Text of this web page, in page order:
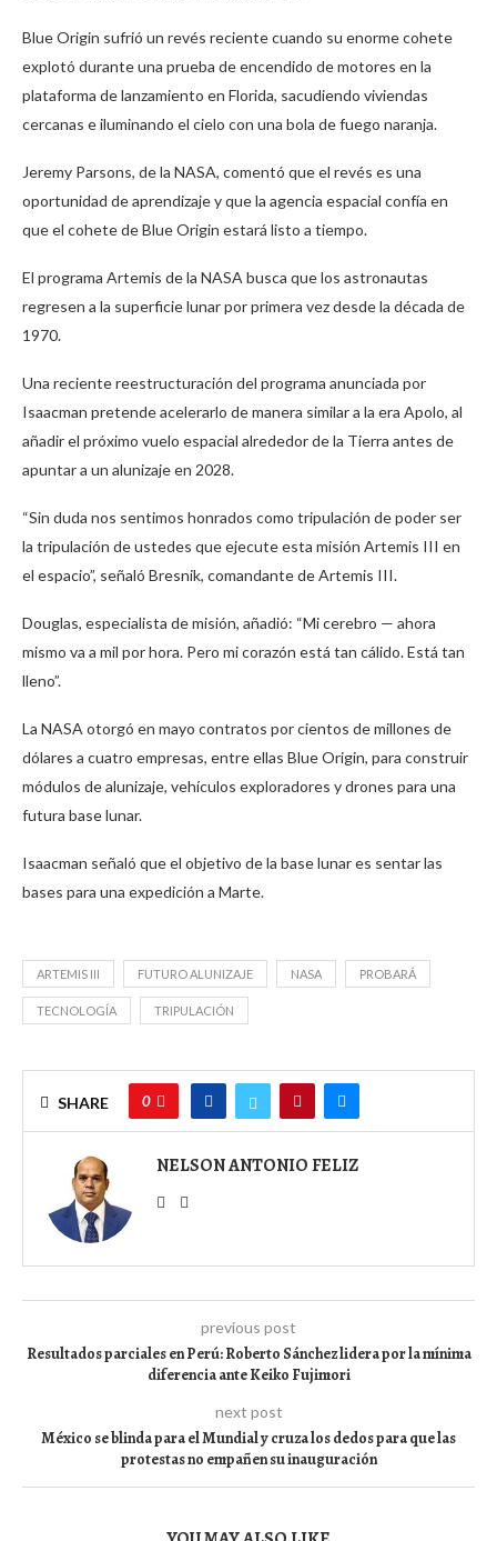
Blue Origin sufrió un revés reciente cuando su enorme cohete
explotó durante una prueba de encendido de motores en la
plataforma de lanzamiento en Florida, sacudiendo viviendas
cercanas e iluminando el cielo con una bola de fuego naranja.
Jeremy Parsons, de la NASA, comentó que el revés es una
oportunidad de aprendizaje y que la agencia espacial confía en
que el cohete de Blue Origin estará listo a tiempo.
El programa Artemis de la NASA busca que los astronautas
regresen a la superficie lunar por primera vez desde la década de
1970.
Una reciente reestructuración del programa anunciada por
Isaacman pretende acelerarlo de manera similar a la era Apolo, al
añadir el próximo vuelo espacial alrededor de la Tierra antes de
apuntar a un alunizaje en 2028.
“Sin duda nos sentimos honrados como tripulación de poder ser
la tripulación de ustedes que ejecute esta misión Artemis III en
el espacio”, señaló Bresnik, comandante de Artemis III.
Douglas, especialista de misión, añadió: “Mi cerebro — ahora
mismo va a mil por hora. Pero mi corazón está tan cálido. Está tan
lleno”.
La NASA otorgó en mayo contratos por cientos de millones de
dólares a cuatro empresas, entre ellas Blue Origin, para construir
módulos de alunizaje, vehículos exploradores y drones para una
futura base lunar.
Isaacman señaló que el objetivo de la base lunar es sentar las
bases para una expedición a Marte.
ARTEMIS III FUTURO ALUNIZAJE NASA PROBARÁ
TECNOLOGÍA TRIPULACIÓN
SHARE 0
NELSON ANTONIO FELIZ
previous post
Resultados parciales en Perú: Roberto Sánchez lidera por la mínima
diferencia ante Keiko Fujimori
next post
México se blinda para el Mundial y cruza los dedos para que las
protestas no empañen su inauguración